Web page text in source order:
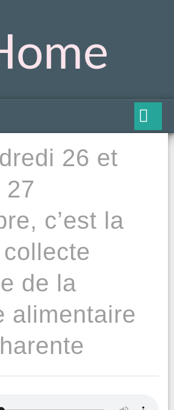
26 et
27
c’est la
de la
alimentaire